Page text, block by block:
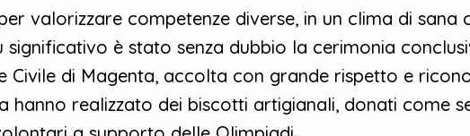
valorizzare competenze diverse, in un clima di
è stato senza dubbio la cerimonia
Civile di Magenta, accolta con grande rispetto e
hanno realizzato dei biscotti artigianali, donati come